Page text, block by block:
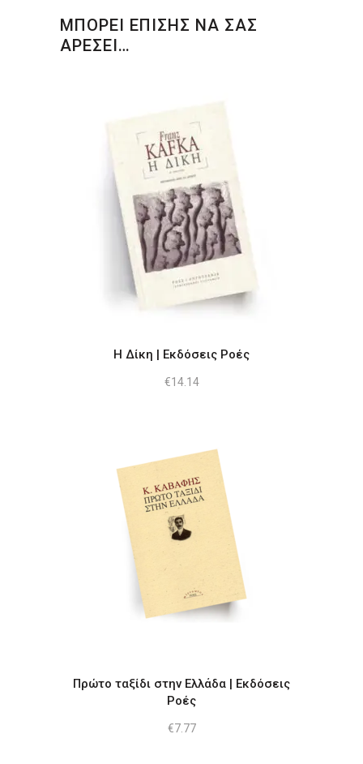
ΜΠΟΡΕΙ ΕΠΙΣΗΣ ΝΑ ΣΑΣ
ΑΡΕΣΕΙ…
Η Δίκη | Εκδόσεις Ροές
€14.14
Πρώτο ταξίδι στην Ελλάδα | Εκδόσεις
Ροές
€7.77